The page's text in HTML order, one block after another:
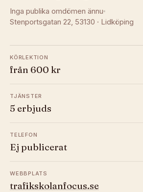
Inga publika omdömen ännu
Stenportsgatan 22, 53130 · Lidköping
KÖRLEKTION
från 600 kr
TJÄNSTER
5 erbjuds
TELEFON
Ej publicerat
WEBBPLATS
trafikskolanfocus.se